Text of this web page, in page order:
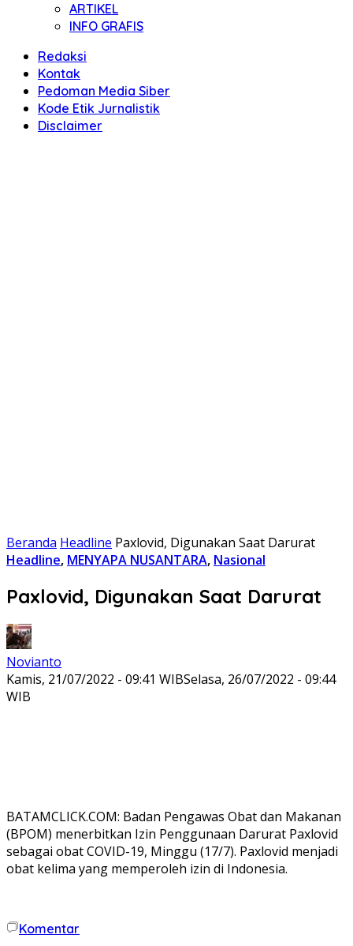
ARTIKEL
INFO GRAFIS
Redaksi
Kontak
Pedoman Media Siber
Kode Etik Jurnalistik
Disclaimer
Beranda Headline Paxlovid, Digunakan Saat Darurat
Headline, MENYAPA NUSANTARA, Nasional
Paxlovid, Digunakan Saat Darurat
Novianto
Kamis, 21/07/2022 - 09:41 WIBSelasa, 26/07/2022 - 09:44
WIB
BATAMCLICK.COM: Badan Pengawas Obat dan Makanan
(BPOM) menerbitkan Izin Penggunaan Darurat Paxlovid
sebagai obat COVID-19, Minggu (17/7). Paxlovid menjadi
obat kelima yang memperoleh izin di Indonesia.
Komentar